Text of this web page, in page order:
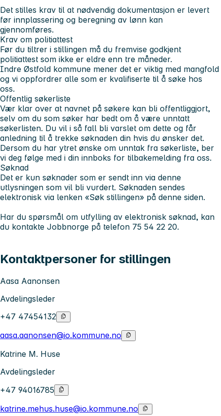
Det stilles krav til at nødvendig dokumentasjon er levert
før innplassering og beregning av lønn kan
gjennomføres.
Krav om politiattest
Før du tiltrer i stillingen må du fremvise godkjent
politiattest som ikke er eldre enn tre måneder.
Indre Østfold kommune mener det er viktig med mangfold
og vi oppfordrer alle som er kvalifiserte til å søke hos
oss.
Offentlig søkerliste
Vær klar over at navnet på søkere kan bli offentliggjort,
selv om du som søker har bedt om å være unntatt
søkerlisten. Du vil i så fall bli varslet om dette og får
anledning til å trekke søknaden din hvis du ønsker det.
Dersom du har ytret ønske om unntak fra søkerliste, ber
vi deg følge med i din innboks for tilbakemelding fra oss.
Søknad
Det er kun søknader som er sendt inn via denne
utlysningen som vil bli vurdert. Søknaden sendes
elektronisk via lenken «Søk stillingen» på denne siden.
Har du spørsmål om utfylling av elektronisk søknad, kan
du kontakte Jobbnorge på telefon 75 54 22 20.
Kontaktpersoner for stillingen
Aasa Aanonsen
Avdelingsleder
+47 47454132
aasa.aanonsen@io.kommune.no
Katrine M. Huse
Avdelingsleder
+47 94016785
katrine.mehus.huse@io.kommune.no